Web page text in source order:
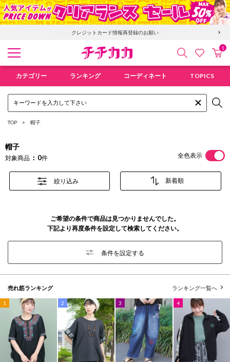
「GMO後払い」お支払い停滞時の回収手数料のご負担について
クレジットカード情報再登録のお願い
検索 お気にカ
1
カテゴリー ランキング コーディネート TOPICS
TOP 帽子
帽子
対象商品 0件 全色表示
絞り込み
ご希望の条件で商品は見つかりませんでした。
下記より再度条件を設定して検索してください。
条件を設定する
売れ筋ランキング ランキング一覧へ
1 2 3 4